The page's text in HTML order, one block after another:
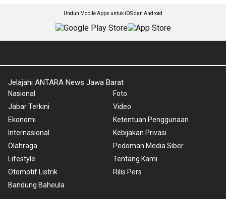
Unduh Mobile Apps untuk iOS dan Android
Jelajahi ANTARA News Jawa Barat
Nasional
Jabar Terkini
Ekonomi
Internasional
Olahraga
Lifestyle
Otomotif Listrik
Bandung Baheula
Foto
Video
Ketentuan Penggunaan
Kebijakan Privasi
Pedoman Media Siber
Tentang Kami
Rilis Pers